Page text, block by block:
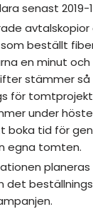
senast 2019-
avtalskopior
beställt
en minut
stämmer
för
under
boka tid för
egna tomten.
det